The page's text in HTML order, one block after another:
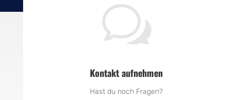
w
Kontakt aufnehmen
Hast du noch Fragen?